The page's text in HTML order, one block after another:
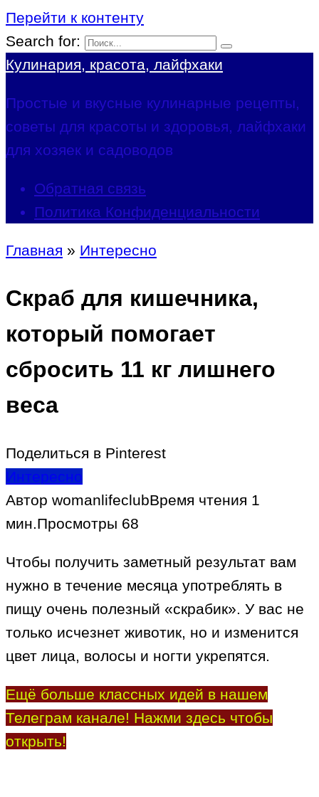
Перейти к контенту
Search for:
Кулинария, красота, лайфхаки
Простые и вкусные кулинарные рецепты,
советы для красоты и здоровья, лайфхаки
для хозяек и садоводов
Обратная связь
Политика Конфиденциальности
Главная » Интересно
Скраб для кишечника,
который помогает
сбросить 11 кг лишнего
веса
Поделиться в Pinterest
Интересно
Автор womanlifeclubВремя чтения 1
мин.Просмотры 68
Чтобы получить заметный результат вам
нужно в течение месяца употреблять в
пищу очень полезный «скрабик». У вас не
только исчезнет животик, но и изменится
цвет лица, волосы и ногти укрепятся.
Ещё больше классных идей в нашем
Телеграм канале! Нажми здесь чтобы
открыть!